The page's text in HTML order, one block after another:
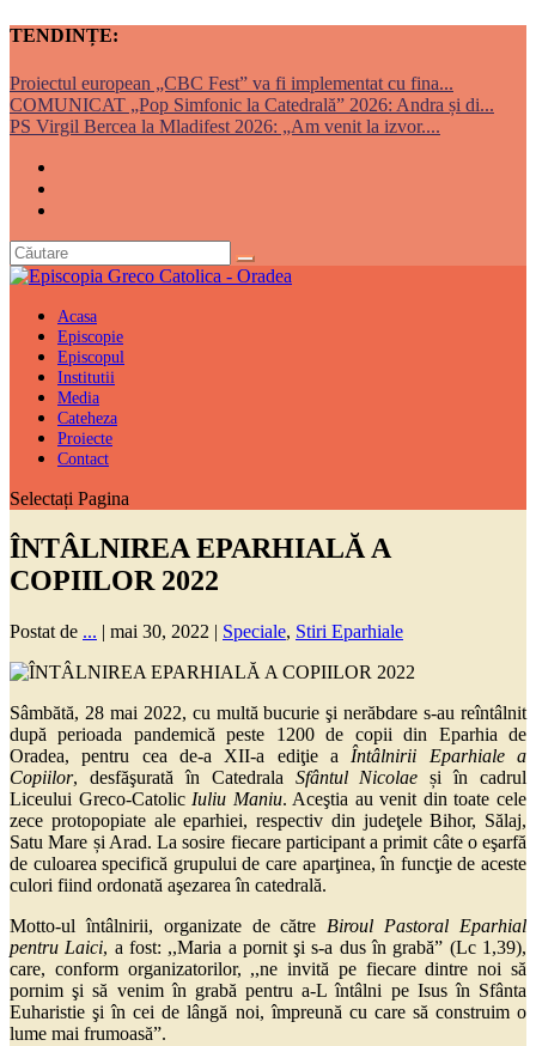
TENDINȚE:
Proiectul european „CBC Fest” va fi implementat cu fina...
COMUNICAT „Pop Simfonic la Catedrală” 2026: Andra și di...
PS Virgil Bercea la Mladifest 2026: „Am venit la izvor....
Acasa
Episcopie
Episcopul
Institutii
Media
Cateheza
Proiecte
Contact
Selectați Pagina
ÎNTÂLNIREA EPARHIALĂ A
COPIILOR 2022
Postat de ... | mai 30, 2022 | Speciale, Stiri Eparhiale
Sâmbătă, 28 mai 2022, cu multă bucurie şi nerăbdare s-au reîntâlnit
după perioada pandemică peste 1200 de copii din Eparhia de
Oradea, pentru cea de-a XII-a ediţie a Întâlnirii Eparhiale a
Copiilor, desfăşurată în Catedrala Sfântul Nicolae și în cadrul
Liceului Greco-Catolic Iuliu Maniu. Aceştia au venit din toate cele
zece protopopiate ale eparhiei, respectiv din judeţele Bihor, Sălaj,
Satu Mare și Arad. La sosire fiecare participant a primit câte o eşarfă
de culoarea specifică grupului de care aparţinea, în funcţie de aceste
culori fiind ordonată aşezarea în catedrală.
Motto-ul întâlnirii, organizate de către Biroul Pastoral Eparhial
pentru Laici, a fost: ,,Maria a pornit şi s-a dus în grabă” (Lc 1,39),
care, conform organizatorilor, ,,ne invită pe fiecare dintre noi să
pornim şi să venim în grabă pentru a-L întâlni pe Isus în Sfânta
Euharistie şi în cei de lângă noi, împreună cu care să construim o
lume mai frumoasă”.